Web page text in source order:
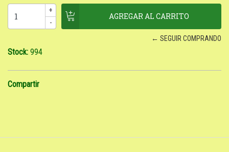
+
-
← SEGUIR COMPRANDO
Stock: 994
Compartir